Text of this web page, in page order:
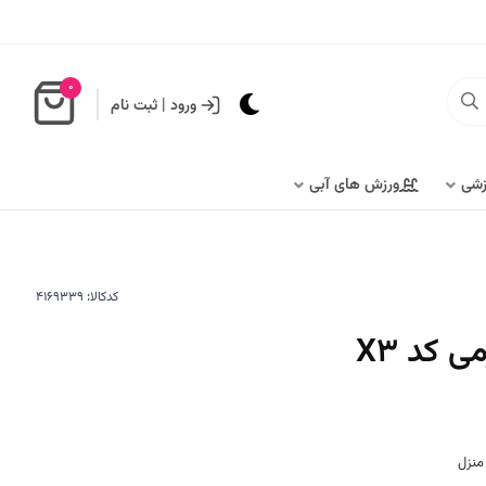
ورود | ثبت نام
0
ورزش های آبی
کدکالا: